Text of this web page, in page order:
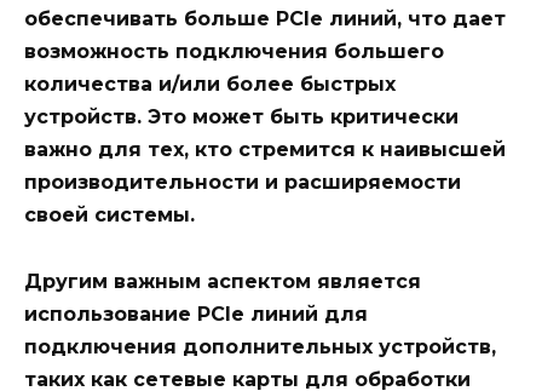
обеспечивать больше PCIe линий, что дает
возможность подключения большего
количества и/или более быстрых
устройств. Это может быть критически
важно для тех, кто стремится к наивысшей
производительности и расширяемости
своей системы.
Другим важным аспектом является
использование PCIe линий для
подключения дополнительных устройств,
таких как сетевые карты для обработки